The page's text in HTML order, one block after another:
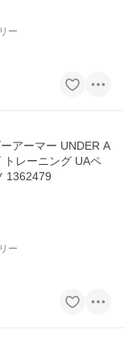
ー
アーマー UNDER A
レーニング UAペ
1362479
ー